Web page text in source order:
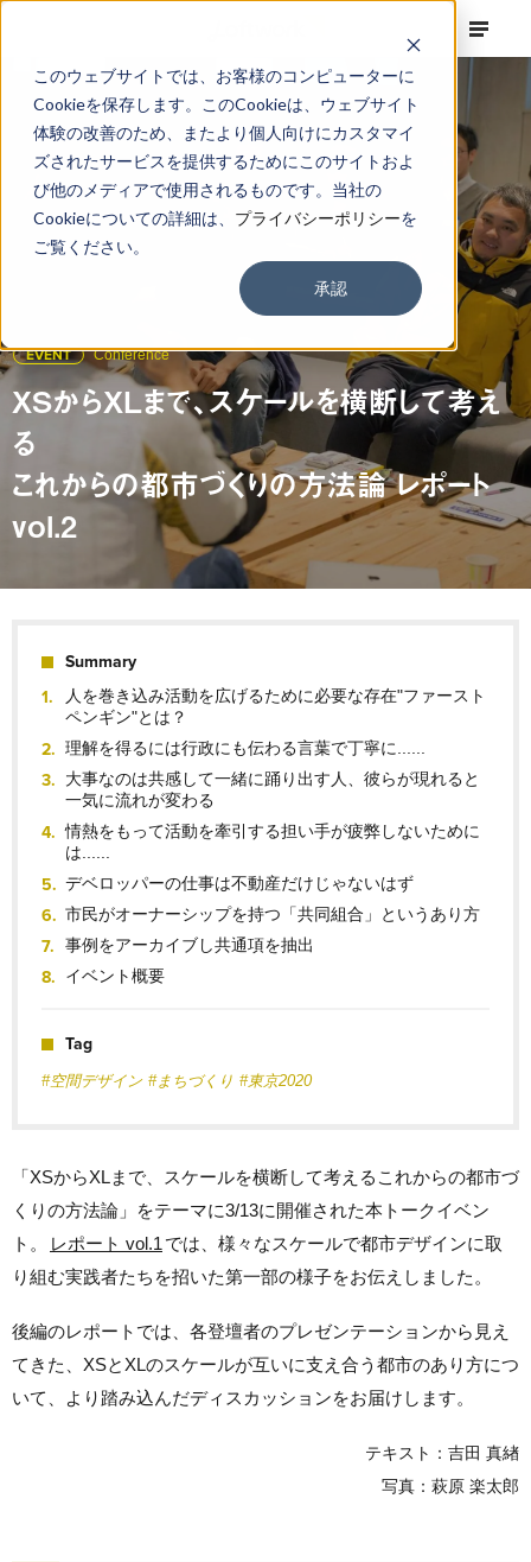
このウェブサイトでは、お客様のコンピューターに
Cookieを保存します。このCookieは、ウェブサイト
体験の改善のため、またより個人向けにカスタマイ
ズされたサービスを提供するためにこのサイトおよ
び他のメディアで使用されるものです。当社の
Cookieについての詳細は、 プライバシーポリシーを
ご覧ください。
承認
EVENT Conference
XSからXLまで、スケールを横断して考え
る
これからの都市づくりの方法論 レポート
vol.2
Summary
人を巻き込み活動を広げるために必要な存在"ファースト
ペンギン"とは？
理解を得るには行政にも伝わる言葉で丁寧に......
大事なのは共感して一緒に踊り出す人、彼らが現れると
一気に流れが変わる
情熱をもって活動を牽引する担い手が疲弊しないために
は......
デベロッパーの仕事は不動産だけじゃないはず
市民がオーナーシップを持つ「共同組合」というあり方
事例をアーカイブし共通項を抽出
イベント概要
Tag
#空間デザイン #まちづくり #東京2020
「XSからXLまで、スケールを横断して考えるこれからの都市づ
くりの方法論」をテーマに3/13に開催された本トークイベン
ト。
レポート vol.1 では、様々なスケールで都市デザインに取
り組む実践者たちを招いた第一部の様子をお伝えしました。
後編のレポートでは、各登壇者のプレゼンテーションから見え
てきた、XSとXLのスケールが互いに支え合う都市のあり方につ
いて、より踏み込んだディスカッションをお届けします。
テキスト：吉田 真緖
写真：萩原 楽太郎